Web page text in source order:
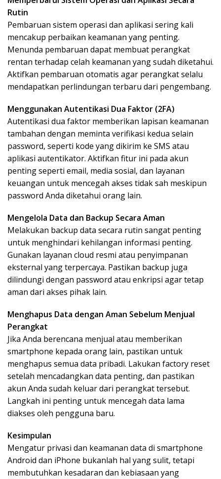
Rutin
Pembaruan sistem operasi dan aplikasi sering kali
mencakup perbaikan keamanan yang penting.
Menunda pembaruan dapat membuat perangkat
rentan terhadap celah keamanan yang sudah diketahui.
Aktifkan pembaruan otomatis agar perangkat selalu
mendapatkan perlindungan terbaru dari pengembang.
Menggunakan Autentikasi Dua Faktor (2FA)
Autentikasi dua faktor memberikan lapisan keamanan
tambahan dengan meminta verifikasi kedua selain
password, seperti kode yang dikirim ke SMS atau
aplikasi autentikator. Aktifkan fitur ini pada akun
penting seperti email, media sosial, dan layanan
keuangan untuk mencegah akses tidak sah meskipun
password Anda diketahui orang lain.
Mengelola Data dan Backup Secara Aman
Melakukan backup data secara rutin sangat penting
untuk menghindari kehilangan informasi penting.
Gunakan layanan cloud resmi atau penyimpanan
eksternal yang terpercaya. Pastikan backup juga
dilindungi dengan password atau enkripsi agar tetap
aman dari akses pihak lain.
Menghapus Data dengan Aman Sebelum Menjual
Perangkat
Jika Anda berencana menjual atau memberikan
smartphone kepada orang lain, pastikan untuk
menghapus semua data pribadi. Lakukan factory reset
setelah mencadangkan data penting, dan pastikan
akun Anda sudah keluar dari perangkat tersebut.
Langkah ini penting untuk mencegah data lama
diakses oleh pengguna baru.
Kesimpulan
Mengatur privasi dan keamanan data di smartphone
Android dan iPhone bukanlah hal yang sulit, tetapi
membutuhkan kesadaran dan kebiasaan yang